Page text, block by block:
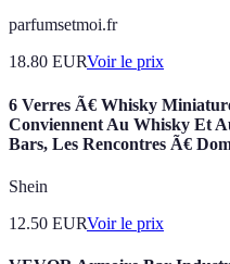
parfumsetmoi.fr
18.80 EURVoir le prix
6 Verres Ã€ Whisky
Conviennent Au Whisky Et
Bars, Les Rencontres Ã€
Shein
12.50 EURVoir le prix